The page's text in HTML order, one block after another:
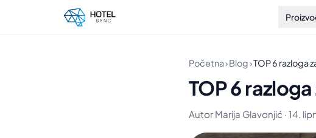
Početna›Blog›TOP 6 razloga
TOP 6
Autor Marija Glavonjić · 14.